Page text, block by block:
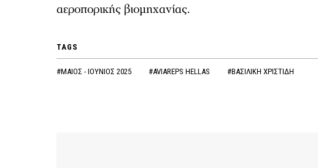
αεροπορικής βιομηχανίας.
TAGS
#ΜΑΙΟΣ - ΙΟΥΝΙΟΣ 2025 #AVIAREPS HELLAS #ΒΑΣΙΛΙΚΗ ΧΡΙΣΤΙΔΗ